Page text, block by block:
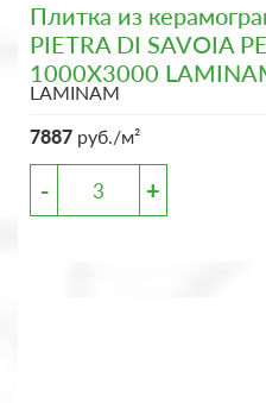
Плитка из
PIETRA DI SAVOIA
1000X3000
LAMINAM
7887 руб./м²
- +